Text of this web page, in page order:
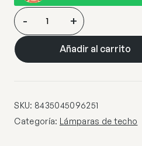
LAMPARA
3L
GLORIA
CROMO
40W
E-
- +
Añadir al carrito
SKU: 8435045096251
Categoría: Lámparas de techo